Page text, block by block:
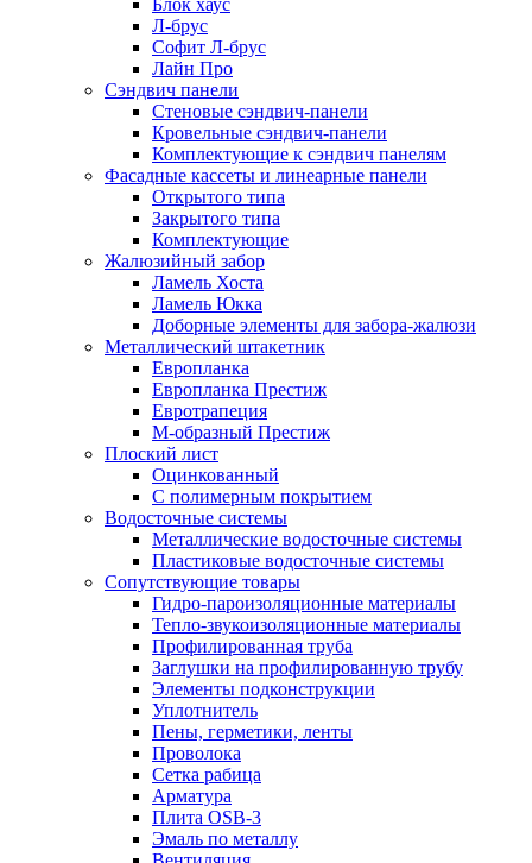
Блок хаус
Л-брус
Софит Л-брус
Лайн Про
Сэндвич панели
Стеновые сэндвич-панели
Кровельные сэндвич-панели
Комплектующие к сэндвич панелям
Фасадные кассеты и линеарные панели
Открытого типа
Закрытого типа
Комплектующие
Жалюзийный забор
Ламель Хоста
Ламель Юкка
Доборные элементы для забора-жалюзи
Металлический штакетник
Европланка
Европланка Престиж
Евротрапеция
М-образный Престиж
Плоский лист
Оцинкованный
С полимерным покрытием
Водосточные системы
Металлические водосточные системы
Пластиковые водосточные системы
Сопутствующие товары
Гидро-пароизоляционные материалы
Тепло-звукоизоляционные материалы
Профилированная труба
Заглушки на профилированную трубу
Элементы подконструкции
Уплотнитель
Пены, герметики, ленты
Проволока
Сетка рабица
Арматура
Плита OSB-3
Эмаль по металлу